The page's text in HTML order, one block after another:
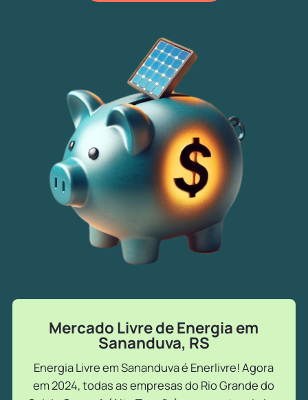
Mercado Livre de Energia em
Sananduva, RS
Energia Livre em Sananduva é Enerlivre! Agora
em 2024, todas as empresas do Rio Grande do